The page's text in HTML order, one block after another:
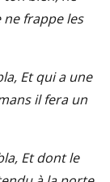
ne frappe les
Et qui a une
il fera un
Et dont le